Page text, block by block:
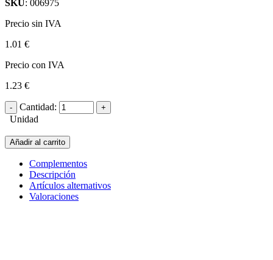
SKU: 006975
Precio sin IVA
1.01 €
Precio con IVA
1.23 €
Cantidad:
Unidad
Añadir al carrito
Complementos
Descripción
Artículos alternativos
Valoraciones